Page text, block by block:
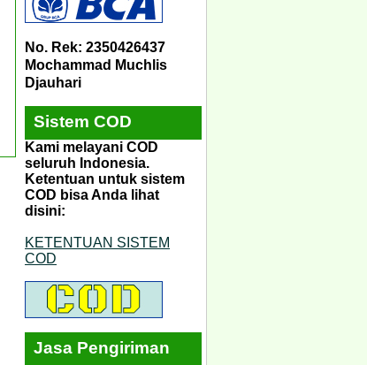
No. Rek: 2350426437
Mochammad Muchlis
Djauhari
Sistem COD
Kami melayani COD
seluruh Indonesia.
Ketentuan untuk sistem
COD bisa Anda lihat
disini:
KETENTUAN SISTEM
COD
Jasa Pengiriman